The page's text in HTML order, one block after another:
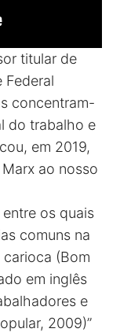
titular de
Federal
concentram-
do trabalho e
em 2019,
ao nosso
os quais
comuns na
(Bom
em inglês
e
2009)”